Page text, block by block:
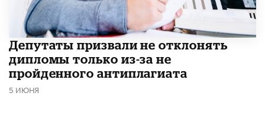
Депутаты призвали не отклонять
дипломы только из-за не
пройденного антиплагиата
5 ИЮНЯ